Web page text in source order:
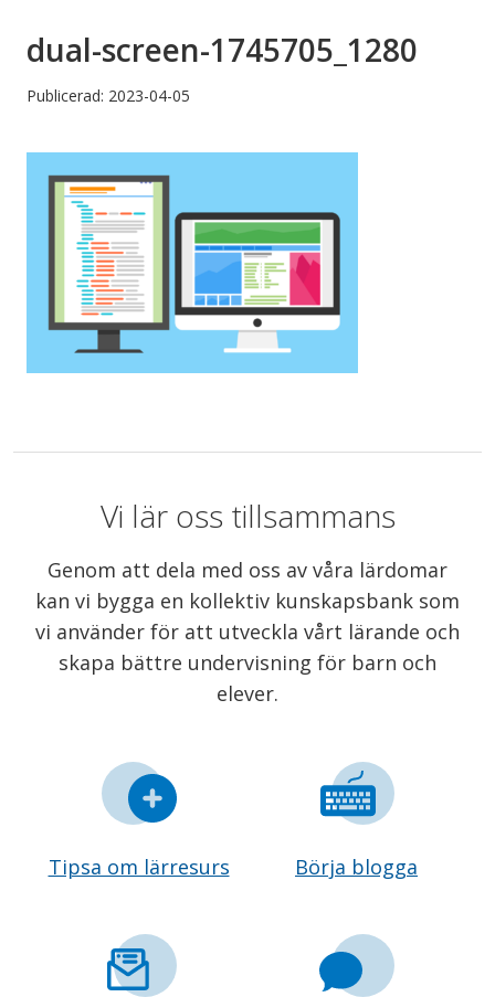
dual-screen-1745705_1280
Publicerad: 2023-04-05
Vi lär oss tillsammans
Genom att dela med oss av våra lärdomar
kan vi bygga en kollektiv kunskapsbank som
vi använder för att utveckla vårt lärande och
skapa bättre undervisning för barn och
elever.
Tipsa om lärresurs Börja blogga